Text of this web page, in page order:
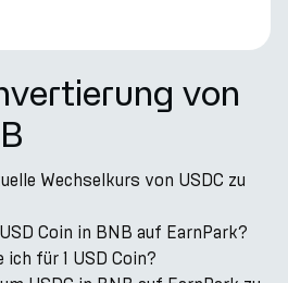
von
Wechselkurs von USDC zu
Coin in BNB auf EarnPark?
für 1 USD Coin?